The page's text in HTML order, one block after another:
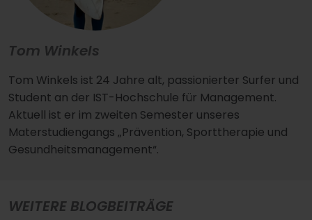
Tom Winkels
Tom Winkels ist 24 Jahre alt, passionierter Surfer und
Student an der IST-Hochschule für Management.
Aktuell ist er im zweiten Semester unseres
Materstudiengangs „Prävention, Sporttherapie und
Gesundheitsmanagement“.
WEITERE BLOGBEITRÄGE